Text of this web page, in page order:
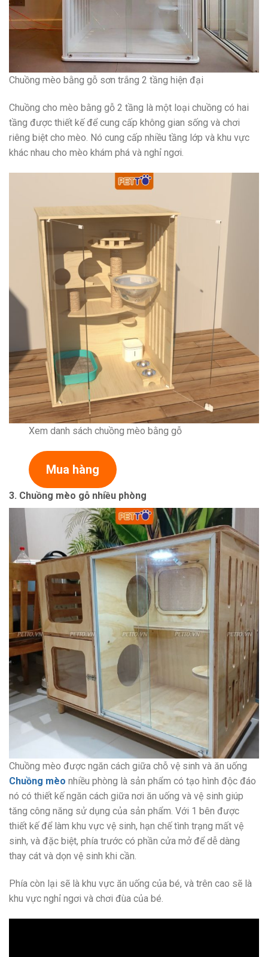
Chuồng mèo bằng gỗ sơn trắng 2 tầng hiện đại
Chuồng cho mèo bằng gỗ 2 tầng là một loại chuồng có hai
tầng được thiết kế để cung cấp không gian sống và chơi
riêng biệt cho mèo. Nó cung cấp nhiều tầng lớp và khu vực
khác nhau cho mèo khám phá và nghỉ ngơi.
Xem danh sách chuồng mèo bằng gỗ
Mua hàng
3. Chuồng mèo gỗ nhiều phòng
Chuồng mèo được ngăn cách giữa chỗ vệ sinh và ăn uống
Chuồng mèo nhiều phòng là sản phẩm có tạo hình độc đáo
nó có thiết kế ngăn cách giữa nơi ăn uống và vệ sinh giúp
tăng công năng sử dụng của sản phẩm. Với 1 bên được
thiết kế để làm khu vực vệ sinh, hạn chế tình trạng mất vệ
sinh, và đặc biệt, phía trước có phần cửa mở để dễ dàng
thay cát và dọn vệ sinh khi cần.
Phía còn lại sẽ là khu vực ăn uống của bé, và trên cao sẽ là
khu vực nghỉ ngơi và chơi đùa của bé.